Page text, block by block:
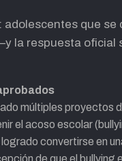
adolescentes que
la respuesta oficial
múltiples proyectos
el acoso escolar
convertirse en
de que el bullying